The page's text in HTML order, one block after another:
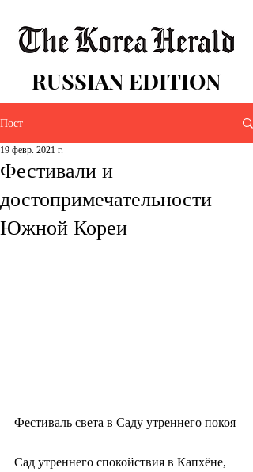
RUSSIAN EDITION
Пост
Фестивали и
достопримечательности
Южной Кореи
19 февр. 2021 г.
Фестиваль света в Саду утреннего покоя
Сад утреннего спокойствия в Капхёне,